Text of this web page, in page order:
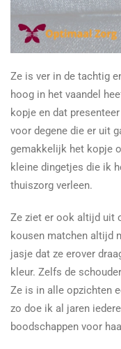
Ze is ver in de tachtig
hoog in het vaandel
kopje en dat
voor degene die er uit
gemakkelijk het kopje
kleine dingetjes die ik
thuiszorg verleen.
Ze ziet er ook altijd uit
kousen matchen altijd
jasje dat ze erover
kleur. Zelfs de
Ze is in alle opzichten
zo doe ik al jaren
boodschappen voor